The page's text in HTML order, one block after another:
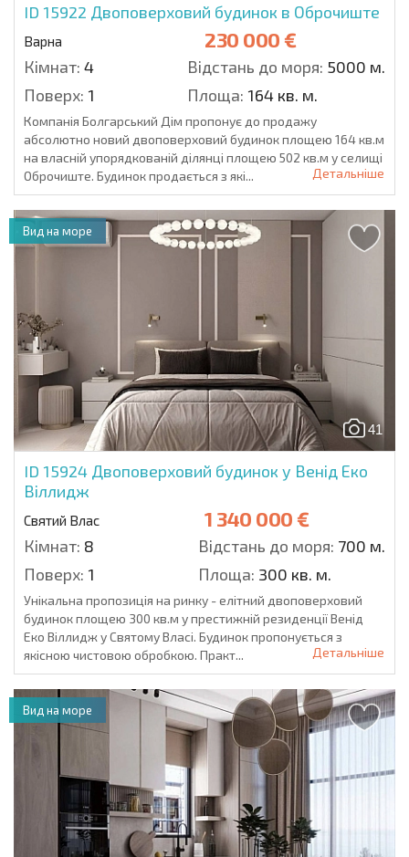
ID 15922 Двоповерховий будинок в Оброчиште
Варна 230 000 €
Кімнат: 4 Відстань до моря: 5000 м.
Поверх: 1 Площа: 164 кв. м.
Компанія Болгарський Дім пропонує до продажу
абсолютно новий двоповерховий будинок площею 164 кв.м
на власній упорядкованій ділянці площею 502 кв.м у селищі
Оброчиште. Будинок продається з які...
Детальніше
41
ID 15924 Двоповерховий будинок у Венід Еко
Віллидж
Святий Влас 1 340 000 €
Кімнат: 8 Відстань до моря: 700 м.
Поверх: 1 Площа: 300 кв. м.
Вид на море
Унікальна пропозиція на ринку - елітний двоповерховий
будинок площею 300 кв.м у престижній резиденції Венід
Еко Віллидж у Святому Власі. Будинок пропонується з
якісною чистовою обробкою. Практ...
Детальніше
Вид на море